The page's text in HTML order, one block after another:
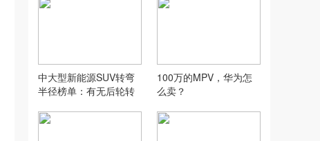
中大型新能源SUV转弯
半径榜单：有无后轮转
100万的MPV，华为怎
么卖？